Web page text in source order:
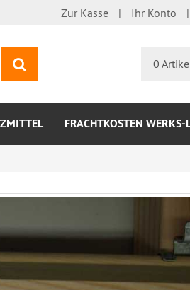
Zur Kasse Ihr Konto
0
FRACHTKOSTEN WERKS-